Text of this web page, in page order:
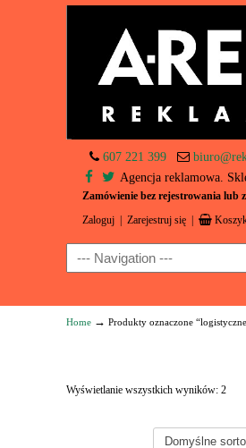
607 221 399
Agencja reklamowa.
Zamówienie bez rejestrowania lub
Zaloguj Zarejestruj się
Navigation
Home → Produkty oznaczone
Wyświetlanie wszystkich wyników: 2